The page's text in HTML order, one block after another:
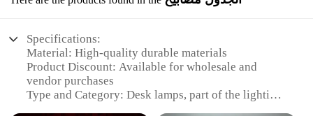
Specifications:
Material: High-quality durable materials
Product Discount: Available for wholesale and
vendor purchases
Type and Category: Desk lamps, part of the lighting